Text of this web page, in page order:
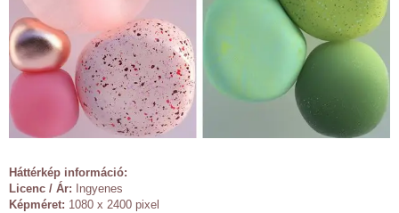
Háttérkép információ:
Licenc / Ár: Ingyenes
Képméret: 1080 x 2400 pixel